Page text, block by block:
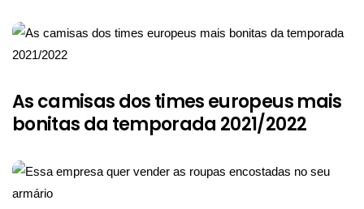
As camisas dos times europeus mais
bonitas da temporada 2021/2022